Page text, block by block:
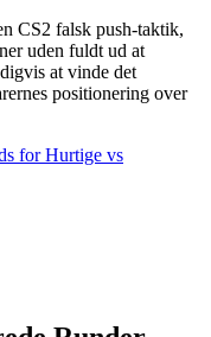
CS2 falsk push-taktik,
uden fuldt ud at
at vinde det
positionering over
for Hurtige vs